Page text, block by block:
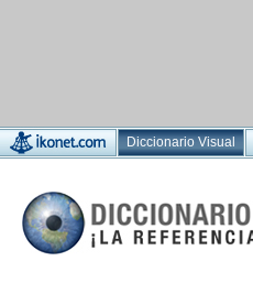
Diccionario Visual